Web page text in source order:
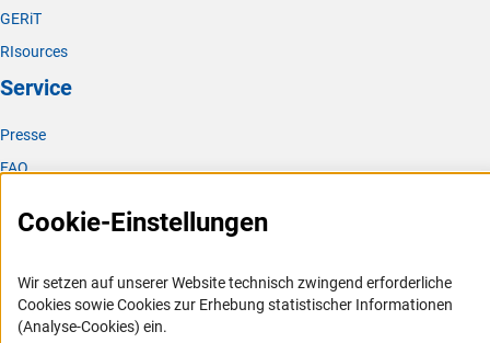
GERiT
RIsources
Service
Presse
FAQ
Logo und Corporate Design
Compliance
Vergabeverfahren
Cookie-Einstellungen
Wir setzen auf unserer Website technisch zwingend erforderliche
Cookies sowie Cookies zur Erhebung statistischer Informationen
(Analyse-Cookies) ein.